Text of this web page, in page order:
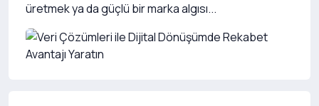
üretmek ya da güçlü bir marka algısı...